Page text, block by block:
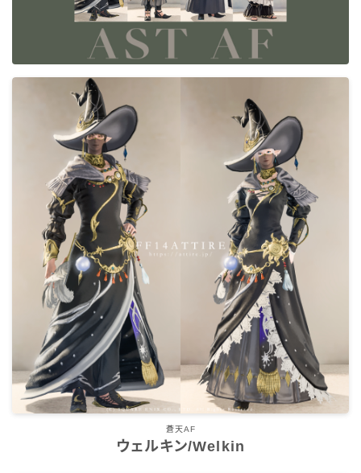
頭装備ギミックあり
ノースリーブ
半袖
五分袖
七分袖
八分袖
蒼天AF
ウェルキン/Welkin